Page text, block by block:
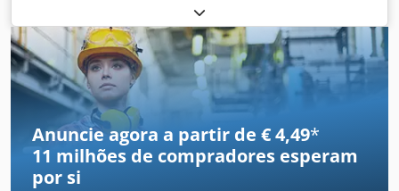
máximo do painel: 3700 mm Chjdpfxsy In Ape Afpoa
Projeção máxima da lâmina principal: 125 mm Número de
pinças: 9 Sistema de carregamento para peças finas: sim
Anuncie agora a partir de € 4,49*
11 milhões de compradores esperam
por si